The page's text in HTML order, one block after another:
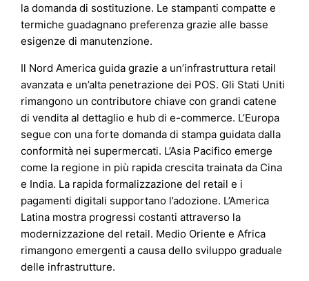
la domanda di sostituzione. Le stampanti compatte e
termiche guadagnano preferenza grazie alle basse
esigenze di manutenzione.
Il Nord America guida grazie a un’infrastruttura retail
avanzata e un’alta penetrazione dei POS. Gli Stati Uniti
rimangono un contributore chiave con grandi catene
di vendita al dettaglio e hub di e-commerce. L’Europa
segue con una forte domanda di stampa guidata dalla
conformità nei supermercati. L’Asia Pacifico emerge
come la regione in più rapida crescita trainata da Cina
e India. La rapida formalizzazione del retail e i
pagamenti digitali supportano l’adozione. L’America
Latina mostra progressi costanti attraverso la
modernizzazione del retail. Medio Oriente e Africa
rimangono emergenti a causa dello sviluppo graduale
delle infrastrutture.